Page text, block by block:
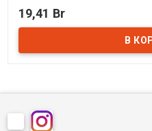
В наличии
19,41 Br